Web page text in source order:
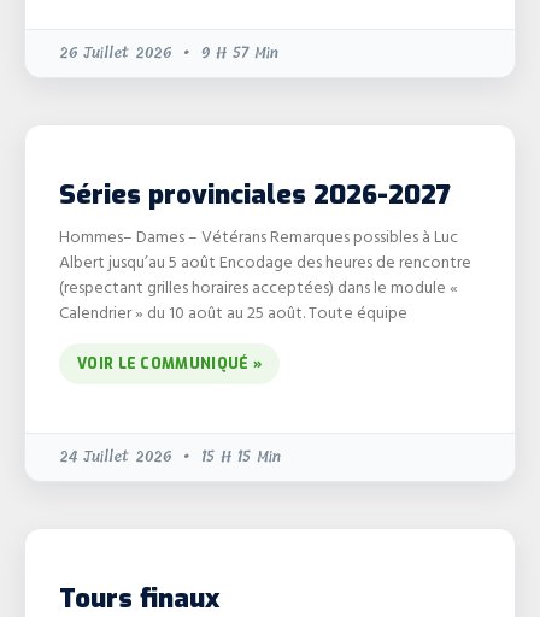
26 Juillet 2026 9 H 57 Min
Séries provinciales 2026-2027
Hommes– Dames – Vétérans Remarques possibles à Luc
Albert jusqu’au 5 août Encodage des heures de rencontre
(respectant grilles horaires acceptées) dans le module «
Calendrier » du 10 août au 25 août. Toute équipe
VOIR LE COMMUNIQUÉ »
24 Juillet 2026 15 H 15 Min
Tours finaux